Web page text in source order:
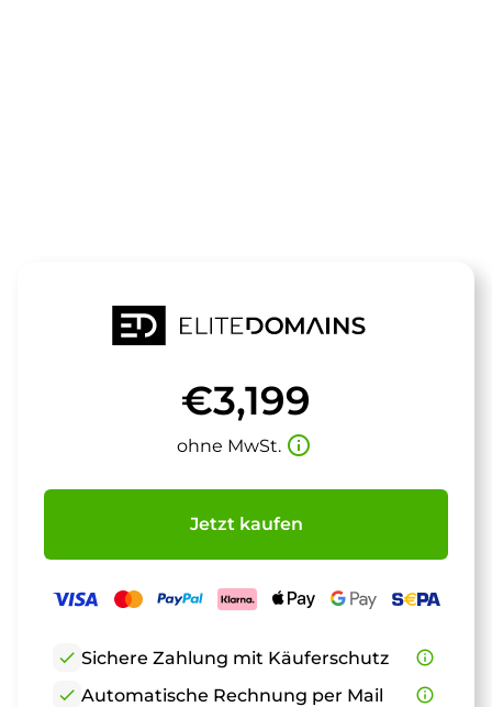
€3,199
ohne MwSt. info_outline
Jetzt kaufen
check Sichere Zahlung mit Käuferschutz
info_outline
check Automatische Rechnung per Mail
info_outline